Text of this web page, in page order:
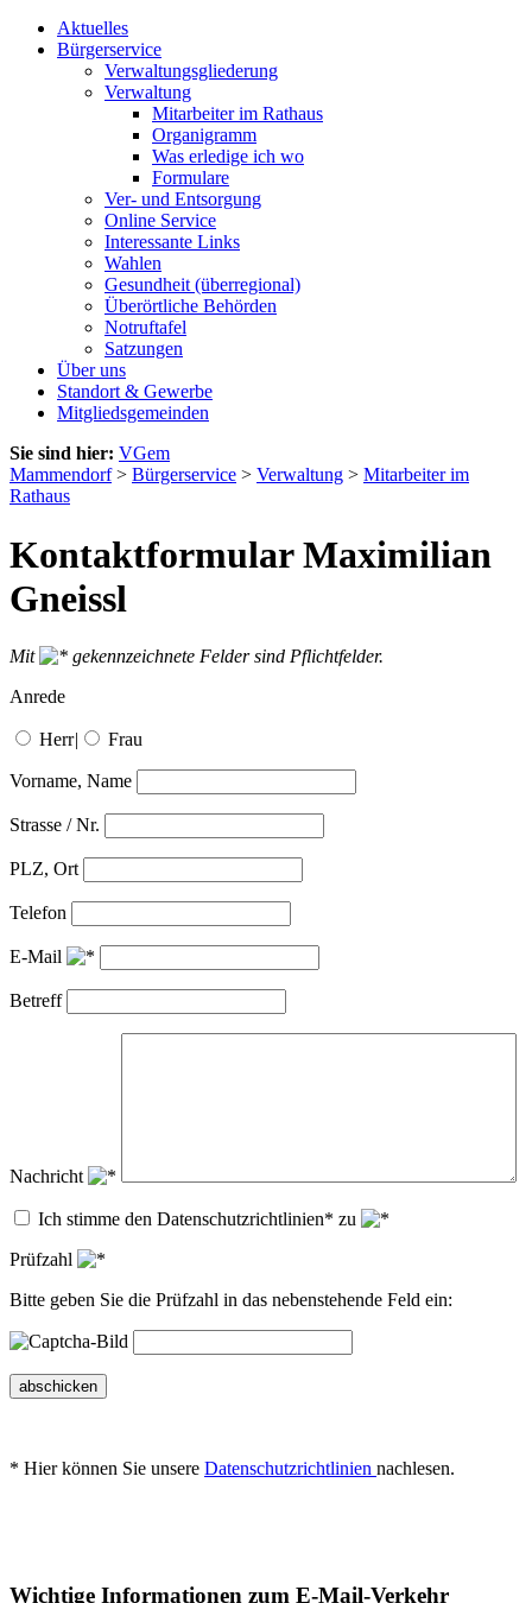
Aktuelles
Bürgerservice
Verwaltungsgliederung
Verwaltung
Mitarbeiter im Rathaus
Organigramm
Was erledige ich wo
Formulare
Ver- und Entsorgung
Online Service
Interessante Links
Wahlen
Gesundheit (überregional)
Überörtliche Behörden
Notruftafel
Satzungen
Über uns
Standort & Gewerbe
Mitgliedsgemeinden
Sie sind hier: VGem
Mammendorf> Bürgerservice > Verwaltung > Mitarbeiter im
Rathaus
Kontaktformular Maximilian
Gneissl
Mit
gekennzeichnete Felder sind Pflichtfelder.
Anrede
Herr| Frau
Vorname, Name
Strasse / Nr.
PLZ, Ort
Telefon
E-Mail
Betreff
Nachricht
Ich stimme den Datenschutzrichtlinien* zu
Prüfzahl
Bitte geben Sie die Prüfzahl in das nebenstehende Feld ein:
abschicken
* Hier können Sie unsere Datenschutzrichtlinien nachlesen.
Wichtige Informationen zum E-Mail-Verkehr